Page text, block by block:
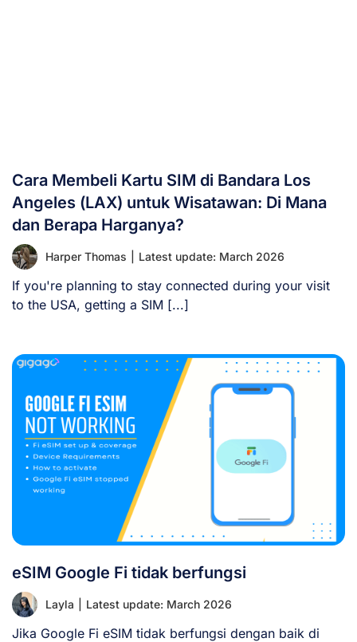
Cara Membeli Kartu SIM di Bandara Los
Angeles (LAX) untuk Wisatawan: Di Mana
dan Berapa Harganya?
Harper Thomas Latest update: March 2026
If you're planning to stay connected during your visit
to the USA, getting a SIM [...]
eSIM Google Fi tidak berfungsi
Layla Latest update: March 2026
Jika Google Fi eSIM tidak berfungsi dengan baik di